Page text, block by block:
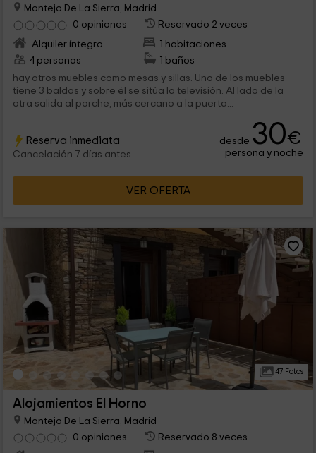
Montejo De La Sierra, Madrid
0 opiniones
Reservado 2 veces
Alquiler íntegro
1 habitaciones
4 personas
1 baños
hay otros muebles como mesas y sillas. Uno de los muebles
tiene 3 baldas y sobre él se sitúa la televisión. Al lado de la
otra salida al porche, más cercano a la puerta...
Reserva inmediata
Cancelación 7 días antes
desde 30€
persona y noche
VER OFERTA
47 Fotos
Alojamientos El Horno
Montejo De La Sierra, Madrid
0 opiniones
Reservado 8 veces